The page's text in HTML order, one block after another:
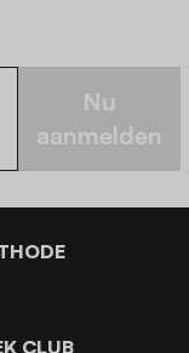
Nu
aanmelden
CLUB